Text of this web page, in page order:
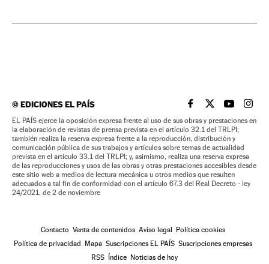
©EDICIONES EL PAÍS EL PAÍS BRASIL EN
EL PAÍSEL PAÍS
EL
EL PAÍS ejerce la oposición expresa frente al uso de sus obras y prestaciones en
la elaboración de revistas de prensa prevista en el artículo 32.1 del TRLPI;
también realiza la reserva expresa frente a la reproducción, distribución y
comunicación pública de sus trabajos y artículos sobre temas de actualidad
prevista en el artículo 33.1 del TRLPI; y, asimismo, realiza una reserva expresa
de las reproducciones y usos de las obras y otras prestaciones accesibles desde
este sitio web a medios de lectura mecánica u otros medios que resulten
adecuados a tal fin de conformidad con el artículo 67.3 del Real Decreto - ley
24/2021, de 2 de noviembre
Contacto Venta de contenidos Aviso legal Política cookies
Política de privacidad Mapa Suscripciones EL PAÍS Suscripciones empresas
RSS Índice Noticias de hoy